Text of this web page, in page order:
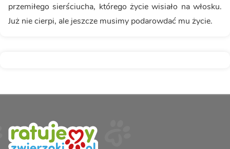
przemiłego sierściucha, którego życie wisiało na włosku.
Już nie cierpi, ale jeszcze musimy podarowdać mu życie.